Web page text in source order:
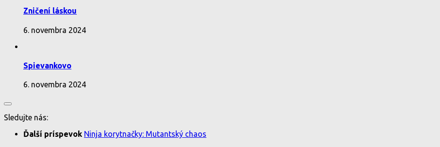
Zničení láskou
6. novembra 2024
Spievankovo
6. novembra 2024
Sledujte nás:
Ďalší príspevok Ninja korytnačky: Mutantský chaos